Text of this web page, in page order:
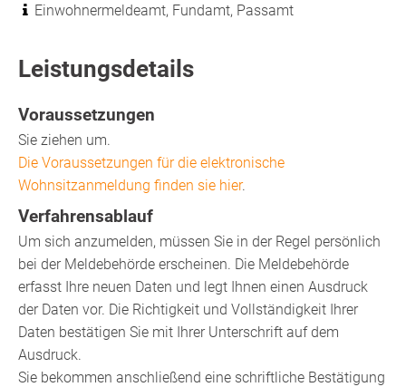
Einwohnermeldeamt, Fundamt, Passamt
Leistungsdetails
Voraussetzungen
Sie ziehen um.
Die Voraussetzungen für die elektronische
Wohnsitzanmeldung finden sie hier.
Verfahrensablauf
Um sich anzumelden, müssen Sie in der Regel persönlich
bei der Meldebehörde erscheinen. Die Meldebehörde
erfasst Ihre neuen Daten und legt Ihnen einen Ausdruck
der Daten vor. Die Richtigkeit und Vollständigkeit Ihrer
Daten bestätigen Sie mit Ihrer Unterschrift auf dem
Ausdruck.
Sie bekommen anschließend eine schriftliche Bestätigung